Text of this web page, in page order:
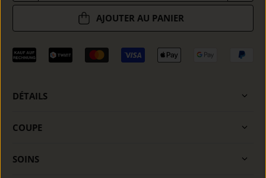
AJOUTER AU PANIER
DÉTAILS
COUPE
SOINS